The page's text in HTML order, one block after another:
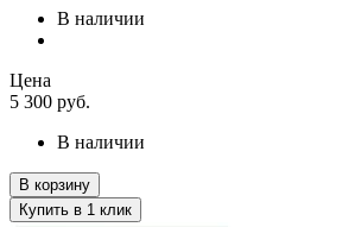
В наличии
Цена
5 300 руб.
В наличии
В корзину
Купить в 1 клик